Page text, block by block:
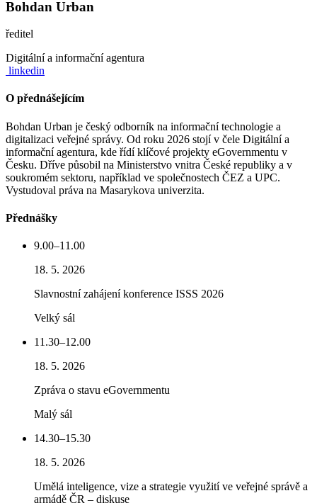
Bohdan Urban
ředitel
Digitální a informační agentura
linkedin
O přednášejícím
Bohdan Urban je český odborník na informační technologie a
digitalizaci veřejné správy. Od roku 2026 stojí v čele Digitální a
informační agentura, kde řídí klíčové projekty eGovernmentu v
Česku. Dříve působil na Ministerstvo vnitra České republiky a v
soukromém sektoru, například ve společnostech ČEZ a UPC.
Vystudoval práva na Masarykova univerzita.
Přednášky
9.00–11.00
18. 5. 2026
Slavnostní zahájení konference ISSS 2026
Velký sál
11.30–12.00
18. 5. 2026
Zpráva o stavu eGovernmentu
Malý sál
14.30–15.30
18. 5. 2026
Umělá inteligence, vize a strategie využití ve veřejné správě a
armádě ČR – diskuse